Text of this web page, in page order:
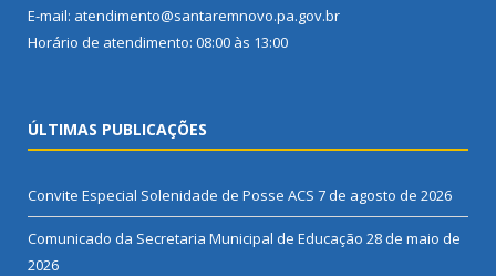
E-mail: atendimento@santaremnovo.pa.gov.br
Horário de atendimento: 08:00 às 13:00
ÚLTIMAS PUBLICAÇÕES
Convite Especial Solenidade de Posse ACS 7 de agosto de 2026
Comunicado da Secretaria Municipal de Educação 28 de maio de
2026